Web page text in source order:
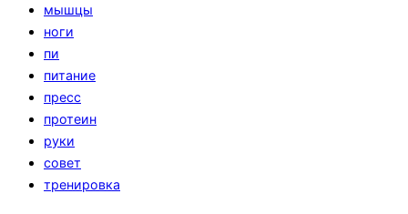
мышцы
ноги
пи
питание
пресс
протеин
руки
совет
тренировка